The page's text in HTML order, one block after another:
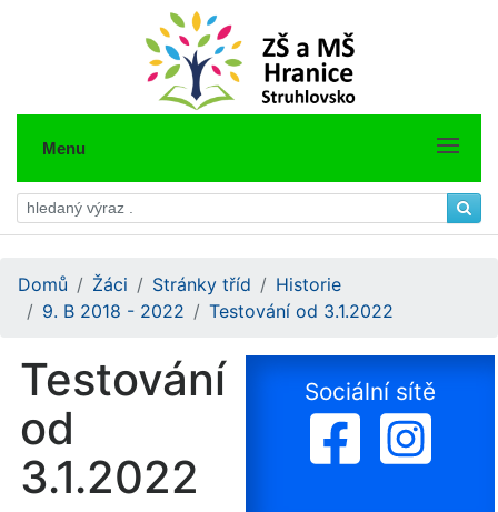
Menu
Domů Žáci Stránky tříd
Historie
9. B 2018 - 2022
Testování od 3.1.2022
Testování
od
3.1.2022
Sociální sítě